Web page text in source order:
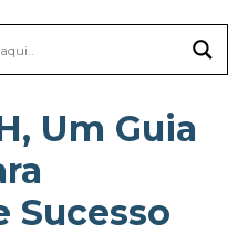
Um Guia
Sucesso